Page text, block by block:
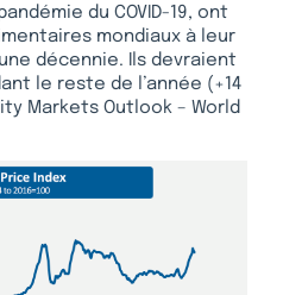
du COVID-19, ont
mondiaux à leur
décennie. Ils devraient
le reste de l’année (+14
Markets Outlook – World